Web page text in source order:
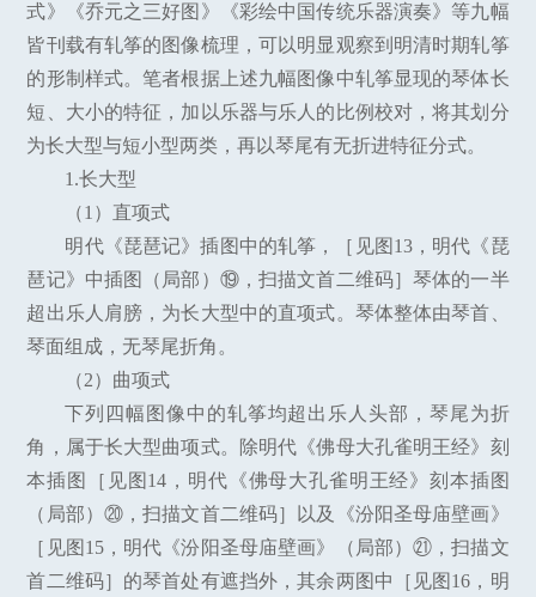
式》《乔元之三好图》《彩绘中国传统乐器演奏》等九幅
皆刊载有轧筝的图像梳理，可以明显观察到明清时期轧筝
的形制样式。笔者根据上述九幅图像中轧筝显现的琴体长
短、大小的特征，加以乐器与乐人的比例校对，将其划分
为长大型与短小型两类，再以琴尾有无折进特征分式。
1.长大型
（1）直项式
明代《琵琶记》插图中的轧筝，［见图13，明代《琵
琶记》中插图（局部）⑲，扫描文首二维码］琴体的一半
超出乐人肩膀，为长大型中的直项式。琴体整体由琴首、
琴面组成，无琴尾折角。
（2）曲项式
下列四幅图像中的轧筝均超出乐人头部，琴尾为折
角，属于长大型曲项式。除明代《佛母大孔雀明王经》刻
本插图［见图14，明代《佛母大孔雀明王经》刻本插图
（局部）⑳，扫描文首二维码］以及《汾阳圣母庙壁画》
［见图15，明代《汾阳圣母庙壁画》（局部）㉑，扫描文
首二维码］的琴首处有遮挡外，其余两图中［见图16，明